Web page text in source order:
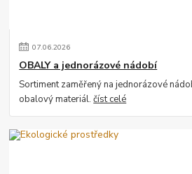
07.06.2026
OBALY a jednorázové nádobí
Sortiment zaměřený na jednorázové
obalový materiál.číst celé